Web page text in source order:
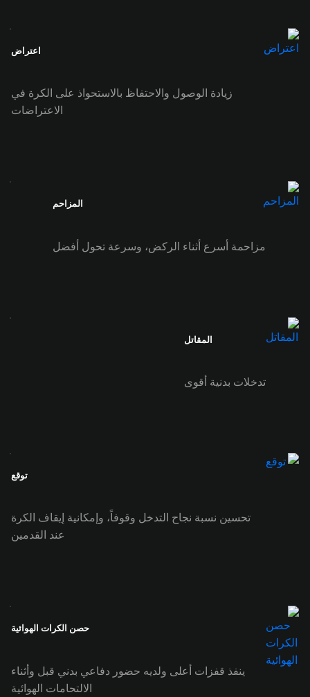
اعتراض
زيادة الوصول والاحتفاظ بالاستحواذ على الكرة في
الاعتراضات
المزاحم
مزاحمة أسرع أثناء الركض، وسرعة تحول أفضل
المقاتل
تدخلات بدنية أقوى
توقع
تحسين نسبة نجاح التدخل وقوفاً، وإمكانية إيقاف الكرة
عند القدمين
حصن الكرات الهوائية
ينفذ قفزات أعلى ولديه حضور دفاعي بدني قبل وأثناء
الالتحامات الهوائية